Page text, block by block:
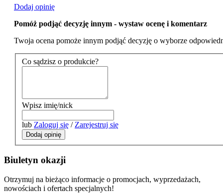
Dodaj opinię
Pomóż podjąć decyzję innym - wystaw ocenę i komentarz
Twoja ocena pomoże innym podjąć decyzję o wyborze
Co sądzisz o produkcie?
Wpisz imię/nick
lub Zaloguj się / Zarejestruj się
Dodaj opinię
Biuletyn okazji
Otrzymuj na bieżąco informacje o promocjach, wyprzedażach,
nowościach i ofertach specjalnych!